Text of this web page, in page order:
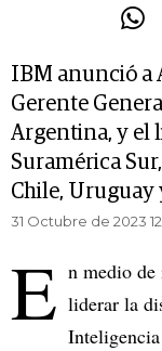
IBM anunció a
Gerente
Argentina, y el
Suramérica
Chile, Uruguay
31 Octubre de 2023
E n medio de
liderar la